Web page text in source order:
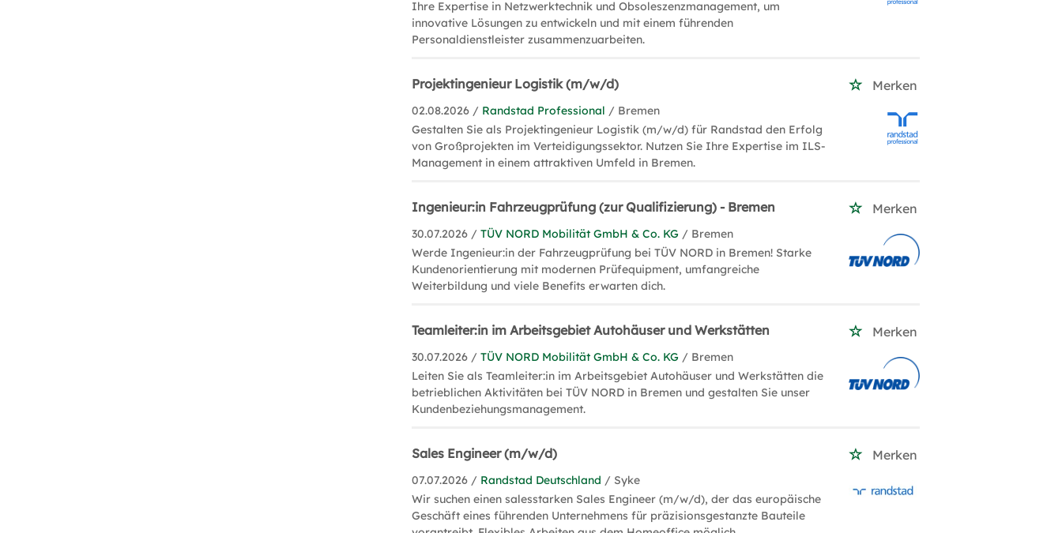
Ihre Expertise in Netzwerktechnik und Obsoleszenzmanagement, um
innovative Lösungen zu entwickeln und mit einem führenden
Personaldienstleister zusammenzuarbeiten.
Projektingenieur Logistik (m/w/d) Merken
02.08.2026 / Randstad Professional / Bremen
Gestalten Sie als Projektingenieur Logistik (m/w/d) für Randstad den Erfolg
von Großprojekten im Verteidigungssektor. Nutzen Sie Ihre Expertise im ILS-
Management in einem attraktiven Umfeld in Bremen.
Ingenieur:in Fahrzeugprüfung (zur Qualifizierung) - Bremen Merken
30.07.2026 /TÜV NORD Mobilität GmbH & Co. KG / Bremen
Werde Ingenieur:in der Fahrzeugprüfung bei TÜV NORD in Bremen! Starke
Kundenorientierung mit modernen Prüfequipment, umfangreiche
Weiterbildung und viele Benefits erwarten dich.
Teamleiter:in im Arbeitsgebiet Autohäuser und Werkstätten Merken
30.07.2026 /TÜV NORD Mobilität GmbH & Co. KG / Bremen
Leiten Sie als Teamleiter:in im Arbeitsgebiet Autohäuser und Werkstätten die
betrieblichen Aktivitäten bei TÜV NORD in Bremen und gestalten Sie unser
Kundenbeziehungsmanagement.
Sales Engineer (m/w/d) Merken
07.07.2026 / Randstad Deutschland / Syke
Wir suchen einen salesstarken Sales Engineer (m/w/d), der das europäische
Geschäft eines führenden Unternehmens für präzisionsgestanzte Bauteile